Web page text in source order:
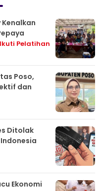
Kenalkan
Pelatihan
Poso,
dan
Ditolak
Ekonomi